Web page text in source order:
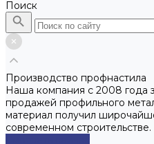
Поиск
Производство профнастила
Наша компания с 2008 года
продажей профильного
материал получил
современном строительстве.